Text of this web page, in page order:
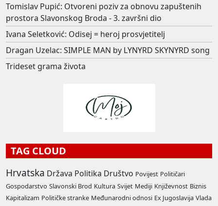
Tomislav Pupić: Otvoreni poziv za obnovu zapuštenih
prostora Slavonskog Broda - 3. završni dio
Ivana Seletković: Odisej = heroj prosvjetitelj
Dragan Uzelac: SIMPLE MAN by LYNYRD SKYNYRD song
Trideset grama života
TAG CLOUD
Hrvatska Država Politika Društvo Povijest Političari
Gospodarstvo Slavonski Brod Kultura Svijet Mediji Književnost Biznis
Kapitalizam Političke stranke Međunarodni odnosi Ex Jugoslavija Vlada